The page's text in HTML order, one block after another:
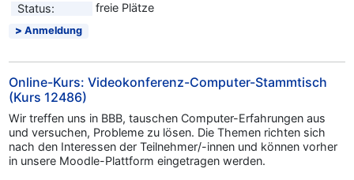
Status:
freie Plätze
Anmeldung
Online-Kurs: Videokonferenz-Computer-Stammtisch
(Kurs 12486)
Wir treffen uns in BBB, tauschen Computer-Erfahrungen aus
und versuchen, Probleme zu lösen. Die Themen richten sich
nach den Interessen der Teilnehmer/-innen und können vorher
in unsere Moodle-Plattform eingetragen werden.